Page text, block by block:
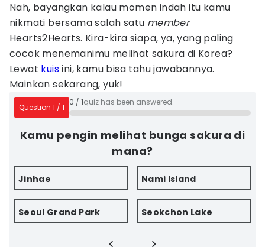
Nah, bayangkan kalau momen indah itu kamu
nikmati bersama salah satu member
Hearts2Hearts. Kira-kira siapa, ya, yang paling
cocok menemanimu melihat sakura di Korea?
Lewat kuisini, kamu bisa tahu jawabannya.
Mainkan sekarang, yuk!
Question 1 / 1
0 / 1quiz has been answered.
Kamu pengin melihat bunga sakura di
mana?
Jinhae Nami Island
Seoul Grand Park Seokchon Lake